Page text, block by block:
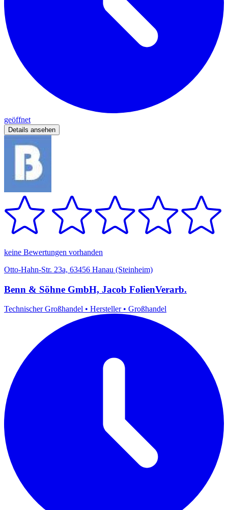
geöffnet
Details ansehen
keine Bewertungen vorhanden
Otto-Hahn-Str. 23a, 63456 Hanau (Steinheim)
Benn & Söhne GmbH, Jacob FolienVerarb.
Technischer Großhandel • Hersteller • Großhandel